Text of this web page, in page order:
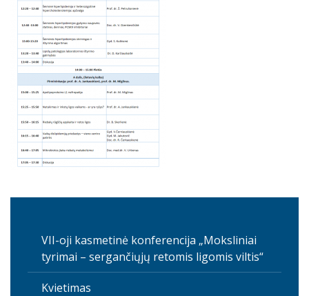
VII-oji kasmetinė konferencija „Moksliniai
tyrimai – sergančiųjų retomis ligomis viltis“
Kvietimas